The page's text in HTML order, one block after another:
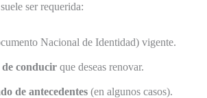
ser requerida:
Nacional de Identidad) vigente.
conducir que deseas renovar.
de antecedentes (en algunos casos).